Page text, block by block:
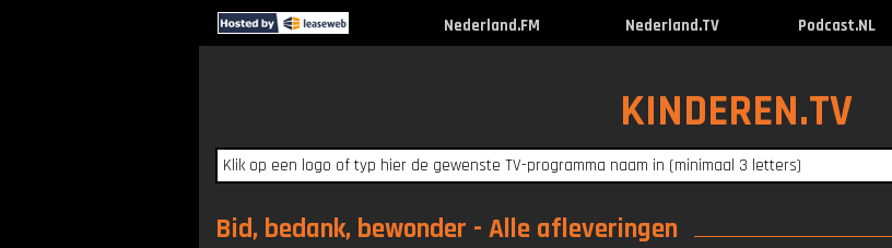
Nederland.FM Nederland.TV Podcast.NL
KINDEREN.TV
Bid, bedank, bewonder - Alle afleveringen